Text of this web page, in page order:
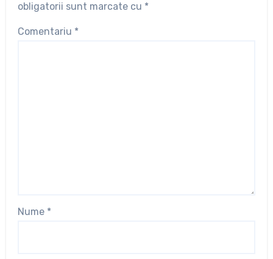
obligatorii sunt marcate cu *
Comentariu *
Nume *